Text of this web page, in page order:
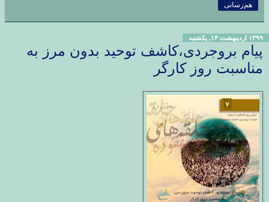
هم‌رسانی
۱۳۹۹ اردیبهشت ۱۴, یکشنبه
پیام بروجردی،کاشف توحید بدون مرز به
مناسبت روز کارگر